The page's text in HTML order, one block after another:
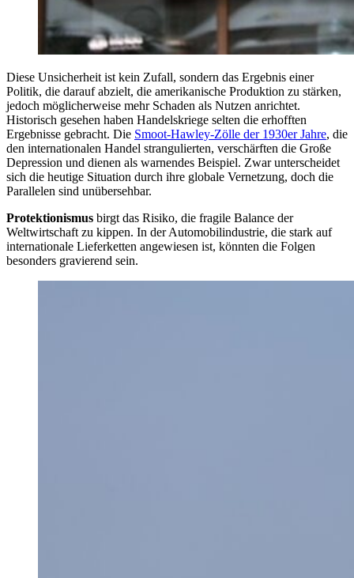
Diese Unsicherheit ist kein Zufall, sondern das Ergebnis einer
Politik, die darauf abzielt, die amerikanische Produktion zu stärken,
jedoch möglicherweise mehr Schaden als Nutzen anrichtet.
Historisch gesehen haben Handelskriege selten die erhofften
Ergebnisse gebracht. Die Smoot-Hawley-Zölle der 1930er Jahre, die
den internationalen Handel strangulierten, verschärften die Große
Depression und dienen als warnendes Beispiel. Zwar unterscheidet
sich die heutige Situation durch ihre globale Vernetzung, doch die
Parallelen sind unübersehbar.
Protektionismus birgt das Risiko, die fragile Balance der
Weltwirtschaft zu kippen. In der Automobilindustrie, die stark auf
internationale Lieferketten angewiesen ist, könnten die Folgen
besonders gravierend sein.